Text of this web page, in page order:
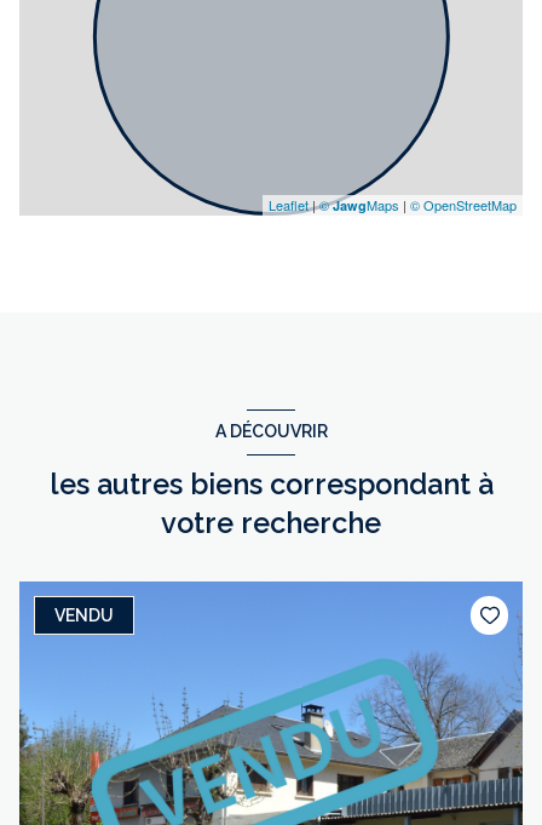
Leaflet|©JawgMaps | © OpenStreetMap
A DÉCOUVRIR
les autres biens correspondant à
votre recherche
VENDU